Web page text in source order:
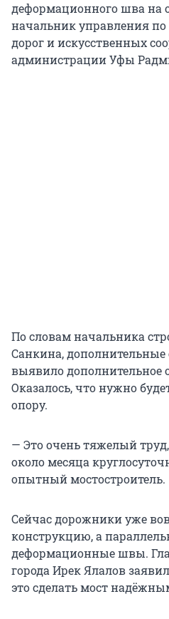
деформационного шва на
начальник управления по
дорог и искусственных
администрации Уфы
По словам начальника
Санкина, дополнительные
выявило дополнительное
Оказалось, что нужно
опору.
— Это очень тяжелый
около месяца
опытный мостостроитель.
Сейчас дорожники уже
конструкцию, а
деформационные швы.
города Ирек Ялалов
это сделать мост